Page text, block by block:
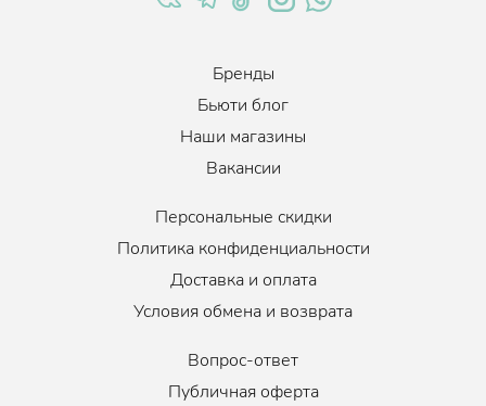
Бренды
Бьюти блог
Наши магазины
Вакансии
Персональные скидки
Политика конфиденциальности
Доставка и оплата
Условия обмена и возврата
Вопрос-ответ
Публичная оферта